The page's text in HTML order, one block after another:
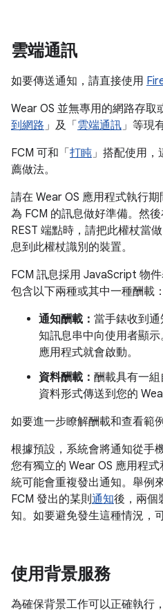
雲端通訊
如要傳送通知，請直接使用
Wear OS 並無專用的網路存取
到網路」及「 雲端通訊」等現
FCM 可和「 打盹」搭配使用，
薦做法。
請在 Wear OS 應用程式執行
為 FCM 的訊息做好準備。然
REST 端點時，請把此權杖當
息到此權杖識別的裝置。
FCM 訊息採用 JavaScript 物
包含以下兩種或其中一種酬載：
通知酬載： 當手錶收到
知訊息串中向使用者顯
應用程式就會啟動。
資料酬載： 酬載具有一
資料形式傳送到您的
如要進一步瞭解酬載和查看範
根據預設，系統會將通知從手
您有獨立的 Wear OS 應用程
統可能會重複發出通知。舉例
FCM 發出的某則通知後，兩個
知。如要避免發生這種情況，
使用背景服務
為確保背景工作可以正確執行